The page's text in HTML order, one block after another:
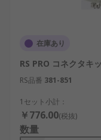
部品で、産業
電源コードカバ
摩耗や破損を防
DINレール取付
ユニットを固
信設備で活用さ
在庫あり
RS PRO コネクタキ
RS品番 381-851
1セット小計：
￥776.00(税抜)
数量